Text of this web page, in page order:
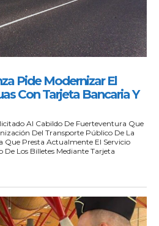
Pide Modernizar El
Con Tarjeta Bancaria Y
Al Cabildo De Fuerteventura Que
Del Transporte Público De La
Que Presta Actualmente El Servicio
Los Billetes Mediante Tarjeta